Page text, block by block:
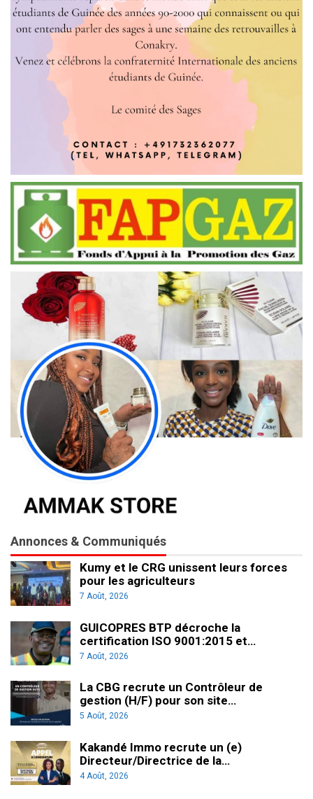
Annonces & Communiqués
Kumy et le CRG unissent leurs forces
pour les agriculteurs
7 Août, 2026
GUICOPRES BTP décroche la
certification ISO 9001:2015 et…
7 Août, 2026
La CBG recrute un Contrôleur de
gestion (H/F) pour son site…
5 Août, 2026
Kakandé Immo recrute un (e)
Directeur/Directrice de la…
4 Août, 2026